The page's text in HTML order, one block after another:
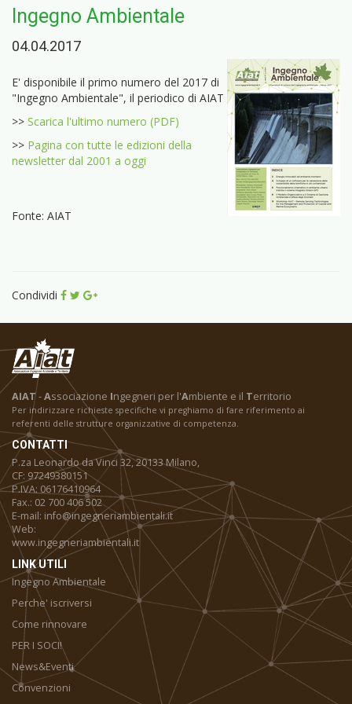
Ingegno Ambientale
04.04.2017
E' disponibile il primo numero del 2017 di
"Ingegno Ambientale", il periodico di AIAT
>> Scarica l'ultimo numero (PDF)
>> Pagina con tutte le edizioni della
newsletter dal 2001 a oggi
Fonte: AIAT
Condividi
AIAT-Associazione Ingegneri per l'Ambiente e il Territorio
Per indirizzare richieste specifiche vi preghiamo di fare riferimento ai
referenti delle strutture organizzative di competenza.
CONTATTI
P.za Leonardo da Vinci 32, 20133 Milano,
CF: 97249380151
P.IVA: 06176410964
Fax.: 02 700 406 502
E-mail: info@ingegneriambientali.it
Web:
www.ingegneriambientali.it
LINK UTILI
Ingegno Ambientale
Perche' iscriversi
Come rinnovare
PER I SOCI!
News&Eventi
Convenzioni